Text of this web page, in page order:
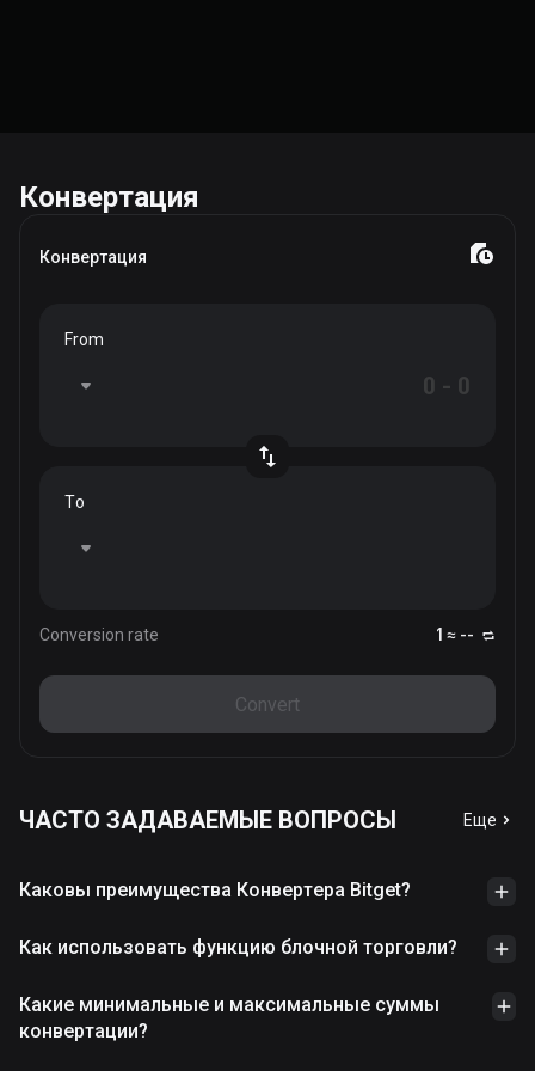
Конвертация
Конвертация
From
To
Conversion rate 1 ≈ --
Convert
ЧАСТО ЗАДАВАЕМЫЕ ВОПРОСЫ Еще
Каковы преимущества Конвертера Bitget?
Как использовать функцию блочной торговли?
Какие минимальные и максимальные суммы
конвертации?